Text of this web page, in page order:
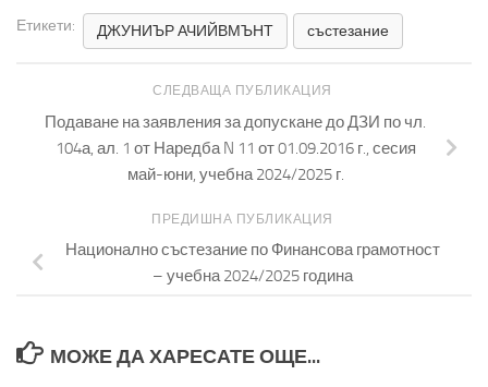
Етикети: ДЖУНИЪР АЧИЙВМЪНТ състезание
СЛЕДВАЩА ПУБЛИКАЦИЯ
Подаване на заявления за допускане до ДЗИ по чл.
104а, ал. 1 от Наредба N 11 от 01.09.2016 г., сесия
май-юни, учебна 2024/2025 г.
ПРЕДИШНА ПУБЛИКАЦИЯ
Национално състезание по Финансова грамотност
– учебна 2024/2025 година
МОЖЕ ДА ХАРЕСАТЕ ОЩЕ...